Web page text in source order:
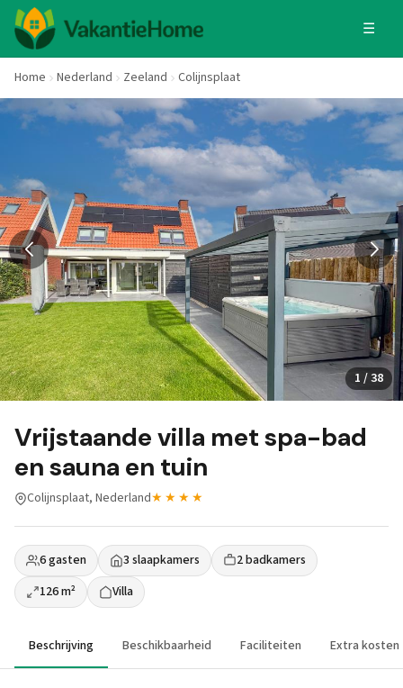
☰
Home Nederland Zeeland Colijnsplaat
1 / 38
Vrijstaande villa met spa-bad
en sauna en tuin
Colijnsplaat, Nederland★★★★
6 gasten 3 slaapkamers
2 badkamers
126 m²
Villa
Beschrijving Beschikbaarheid Faciliteiten Extra kosten